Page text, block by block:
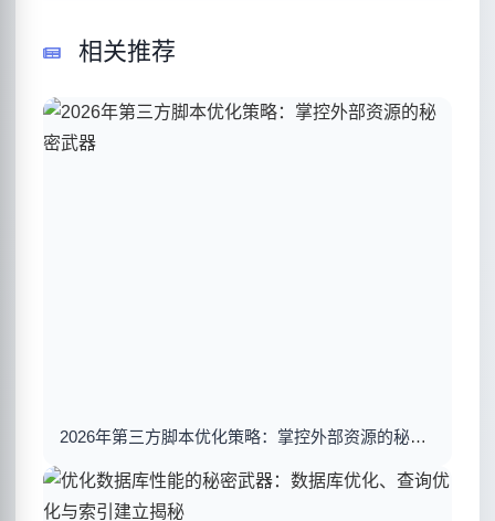
相关推荐
2026年第三方脚本优化策略：掌控外部资源的秘密武器